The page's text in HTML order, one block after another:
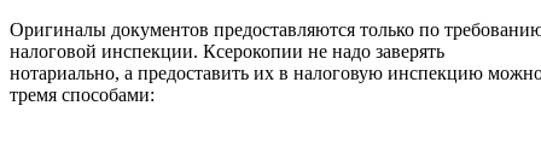
Оригиналы документов предоставляются только по
налоговой инспекции. Ксерокопии не надо заверять
нотариально, а предоставить их в налоговую инспекцию
тремя способами: